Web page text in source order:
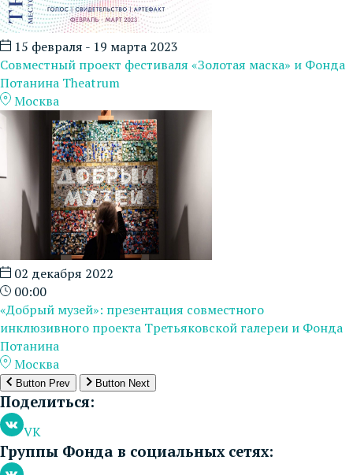
15 февраля - 19 марта 2023
Совместный проект фестиваля «Золотая маска» и Фонда
Потанина Theatrum
Москва
02 декабря 2022
00:00
«Добрый музей»: презентация совместного
инклюзивного проекта Третьяковской галереи и Фонда
Потанина
Москва
Button Prev Button Next
Поделиться:
VK
Группы Фонда в социальных сетях: